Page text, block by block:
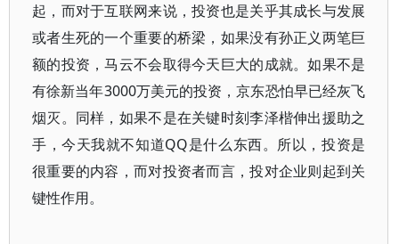
起，而对于互联网来说，投资也是关乎其成长与发展
或者生死的一个重要的桥梁，如果没有孙正义两笔巨
额的投资，马云不会取得今天巨大的成就。如果不是
有徐新当年3000万美元的投资，京东恐怕早已经灰飞
烟灭。同样，如果不是在关键时刻李泽楷伸出援助之
手，今天我就不知道QQ是什么东西。所以，投资是
很重要的内容，而对投资者而言，投对企业则起到关
键性作用。